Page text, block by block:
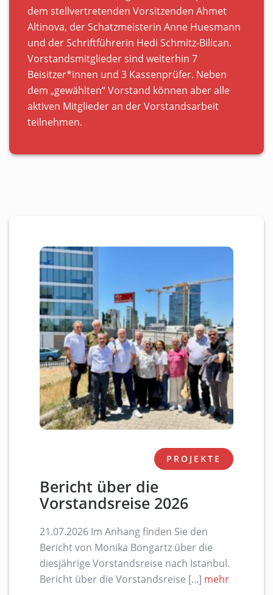
dem stellvertretenden Vorsitzenden Ahmet
Altinova, der Schatzmeisterin Anne Huesmann
und der Schriftführerin Hedi Schmitz-Bilican.
Vorstandsmitglieder sind weiterhin 7
Beisitzer*innen und 3 Kassenprüfer. Neben
dem „gewählten“ Vorstand können aber alle
aktiven Mitglieder an der Vorstandsarbeit
teilnehmen.
PROJEKTE
Bericht über die
Vorstandsreise 2026
21.07.2026 Im Anhang finden Sie den
Bericht von Monika Bongartz über die
diesjährige Vorstandsreise nach Istanbul.
Bericht über die Vorstandsreise [...] mehr